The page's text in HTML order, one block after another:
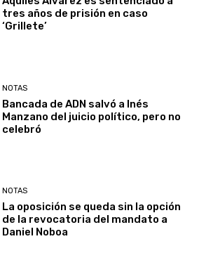
tres años de prisión en caso
‘Grillete’
NOTAS
Bancada de ADN salvó a Inés
Manzano del juicio político, pero no
celebró
NOTAS
La oposición se queda sin la opción
de la revocatoria del mandato a
Daniel Noboa